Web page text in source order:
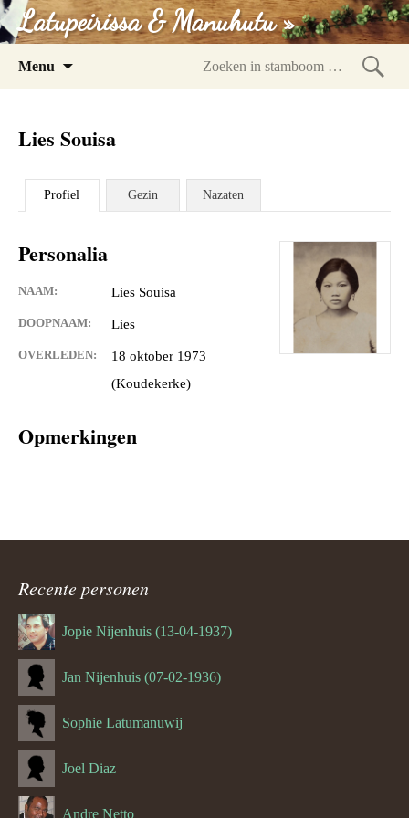
Latupeirissa & Manuhutu »
Menu
Lies Souisa
Profiel Gezin Nazaten
Personalia
NAAM: Lies Souisa
DOOPNAAM: Lies
OVERLEDEN:
18 oktober 1973
(Koudekerke)
Opmerkingen
Recente personen
Jopie Nijenhuis (13-04-1937)
Jan Nijenhuis (07-02-1936)
Sophie Latumanuwij
Joel Diaz
Andre Netto